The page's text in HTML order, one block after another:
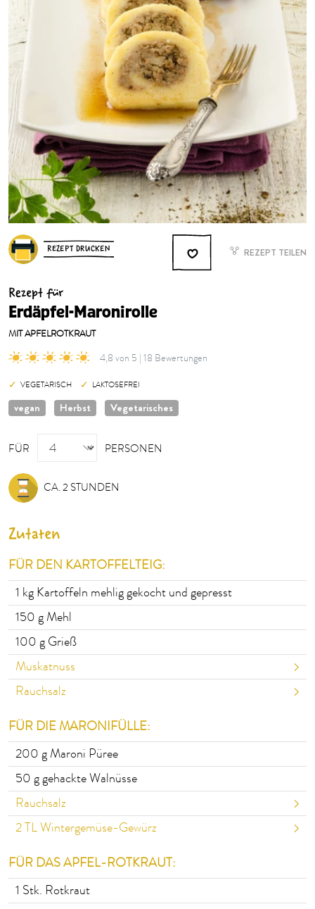
REZEPT DRUCKEN REZEPT TEILEN
Rezept für
Erdäpfel-Maronirolle
MIT APFELROTKRAUT
4,8 von 5 | 18 Bewertungen
VEGETARISCH LAKTOSEFREI
vegan Herbst Vegetarisches
FÜR
PERSONEN
PERSONEN
CA. 2 STUNDEN
Zutaten
FÜR DEN KARTOFFELTEIG:
1 kg Kartoffeln mehlig gekocht und gepresst
150 g Mehl
100 g Grieß
Muskatnuss
Rauchsalz
FÜR DIE MARONIFÜLLE:
200 g Maroni Püree
50 g gehackte Walnüsse
Rauchsalz
2TL Wintergemüse-Gewürz
FÜR DAS APFEL-ROTKRAUT:
1 Stk. Rotkraut